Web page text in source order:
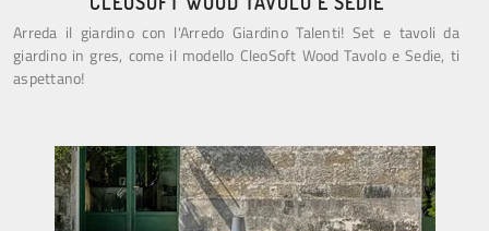
Arreda il giardino con l'Arredo Giardino Talenti! Set e tavoli da
giardino in gres, come il modello CleoSoft Wood Tavolo e Sedie, ti
aspettano!